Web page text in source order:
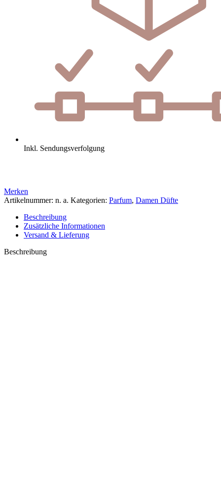
Inkl. Sendungsverfolgung
Merken
Artikelnummer: n. a. Kategorien: Parfum, Damen Düfte
Beschreibung
Zusätzliche Informationen
Versand & Lieferung
Beschreibung